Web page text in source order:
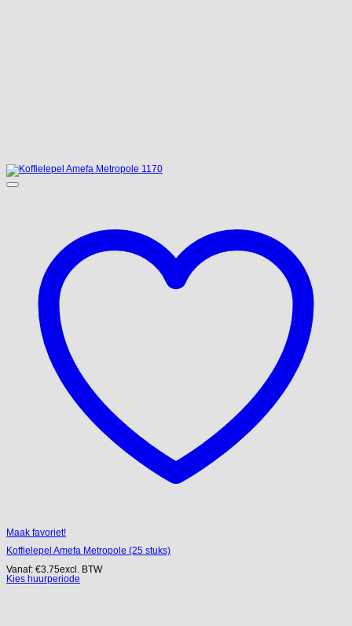
Maak favoriet!
Koffielepel Amefa Metropole (25 stuks)
Vanaf: €3.75excl. BTW
Kies huurperiode